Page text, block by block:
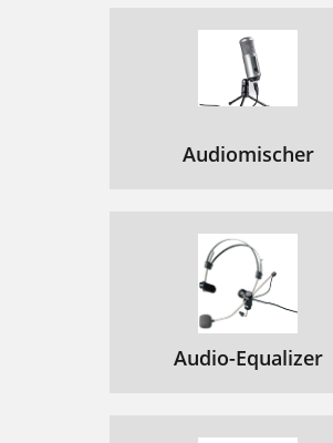
Audiomischer
Audio-Equalizer